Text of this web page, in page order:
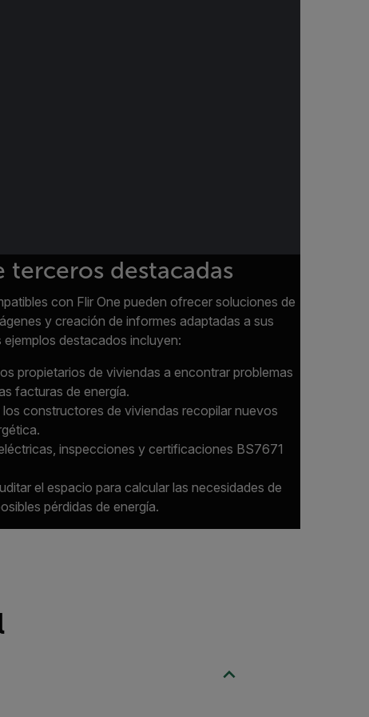
terceros destacadas
con Flir One pueden ofrecer soluciones de
y creación de informes adaptadas a sus
destacados incluyen:
propietarios de viviendas a encontrar problemas
facturas de energía.
los constructores de viviendas recopilar nuevos
inspecciones y certificaciones BS7671
el espacio para calcular las necesidades de
pérdidas de energía.